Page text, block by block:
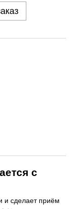
с
и сделает приём